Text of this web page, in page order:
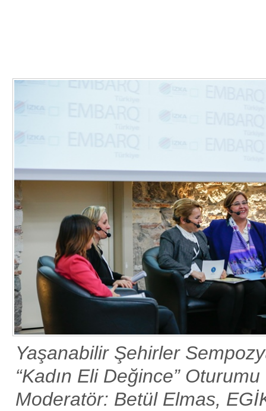
Yaşanabilir Şehirler
“Kadın Eli Değince” Oturumu
Moderatör: Betül Elmas,